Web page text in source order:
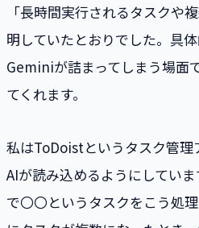
「長時間実行されるタスクや
明していたとおりでした。具
Geminiが詰まってしまう場面
てくれます。
私はToDoistというタスク管理
AIが読み込めるようにしてい
で〇〇というタスクをこう処